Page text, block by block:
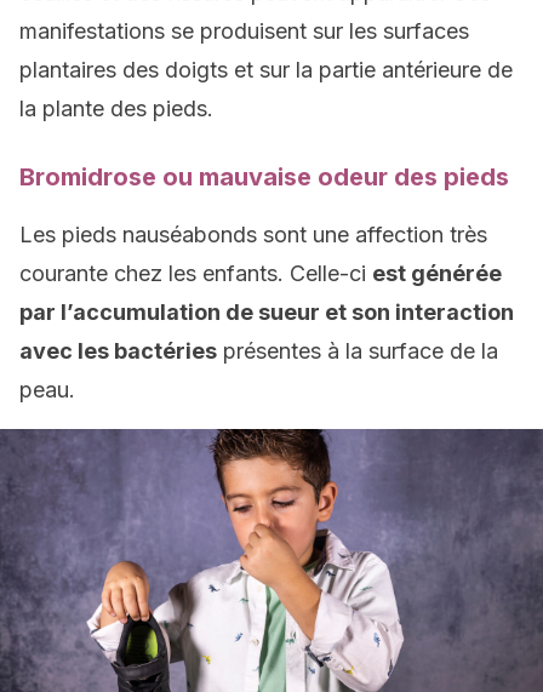
manifestations se produisent sur les surfaces
plantaires des doigts et sur la partie antérieure de
la plante des pieds.
Bromidrose ou mauvaise odeur des pieds
Les pieds nauséabonds sont une affection très
courante chez les enfants. Celle-ci est générée
par l’accumulation de sueur et son interaction
avec les bactéries présentes à la surface de la
peau.